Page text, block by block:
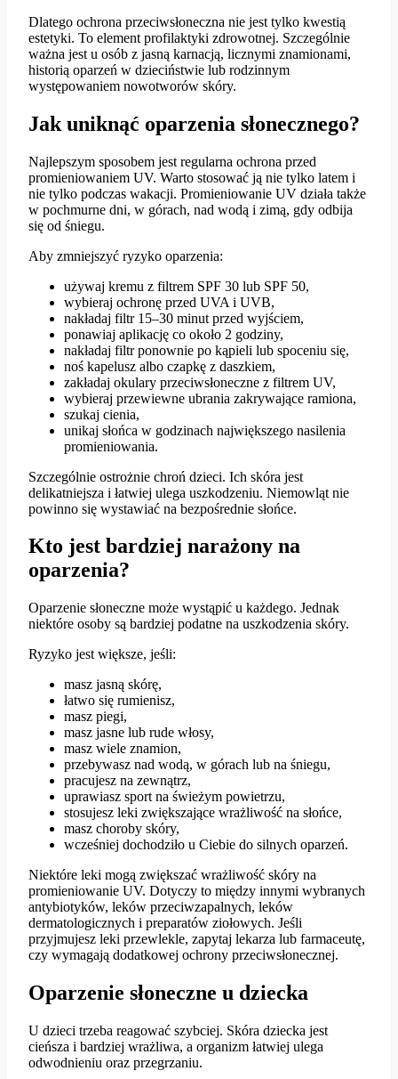
Dlatego ochrona przeciwsłoneczna nie jest tylko kwestią
estetyki. To element profilaktyki zdrowotnej. Szczególnie
ważna jest u osób z jasną karnacją, licznymi znamionami,
historią oparzeń w dzieciństwie lub rodzinnym
występowaniem nowotworów skóry.
Jak uniknąć oparzenia słonecznego?
Najlepszym sposobem jest regularna ochrona przed
promieniowaniem UV. Warto stosować ją nie tylko latem i
nie tylko podczas wakacji. Promieniowanie UV działa także
w pochmurne dni, w górach, nad wodą i zimą, gdy odbija
się od śniegu.
Aby zmniejszyć ryzyko oparzenia:
używaj kremu z filtrem SPF 30 lub SPF 50,
wybieraj ochronę przed UVA i UVB,
nakładaj filtr 15–30 minut przed wyjściem,
ponawiaj aplikację co około 2 godziny,
nakładaj filtr ponownie po kąpieli lub spoceniu się,
noś kapelusz albo czapkę z daszkiem,
zakładaj okulary przeciwsłoneczne z filtrem UV,
wybieraj przewiewne ubrania zakrywające ramiona,
szukaj cienia,
unikaj słońca w godzinach największego nasilenia
promieniowania.
Szczególnie ostrożnie chroń dzieci. Ich skóra jest
delikatniejsza i łatwiej ulega uszkodzeniu. Niemowląt nie
powinno się wystawiać na bezpośrednie słońce.
Kto jest bardziej narażony na
oparzenia?
Oparzenie słoneczne może wystąpić u każdego. Jednak
niektóre osoby są bardziej podatne na uszkodzenia skóry.
Ryzyko jest większe, jeśli:
masz jasną skórę,
łatwo się rumienisz,
masz piegi,
masz jasne lub rude włosy,
masz wiele znamion,
przebywasz nad wodą, w górach lub na śniegu,
pracujesz na zewnątrz,
uprawiasz sport na świeżym powietrzu,
stosujesz leki zwiększające wrażliwość na słońce,
masz choroby skóry,
wcześniej dochodziło u Ciebie do silnych oparzeń.
Niektóre leki mogą zwiększać wrażliwość skóry na
promieniowanie UV. Dotyczy to między innymi wybranych
antybiotyków, leków przeciwzapalnych, leków
dermatologicznych i preparatów ziołowych. Jeśli
przyjmujesz leki przewlekle, zapytaj lekarza lub farmaceutę,
czy wymagają dodatkowej ochrony przeciwsłonecznej.
Oparzenie słoneczne u dziecka
U dzieci trzeba reagować szybciej. Skóra dziecka jest
cieńsza i bardziej wrażliwa, a organizm łatwiej ulega
odwodnieniu oraz przegrzaniu.